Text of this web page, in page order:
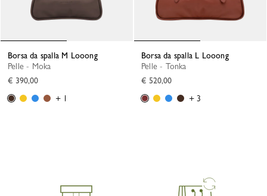
Borsa da spalla M Looong
Pelle - Moka
€ 390,00
+ 1
Borsa da spalla L Looong
Pelle - Tonka
€ 520,00
+ 3